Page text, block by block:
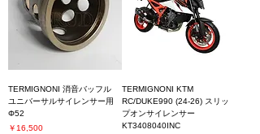
TERMIGNONI 消音バッフル
ユニバーサルサイレンサー用
Φ52
価格
￥16,500
TERMIGNONI KTM
RC/DUKE990 (24-26) スリッ
プオンサイレンサー
KT3408040INC